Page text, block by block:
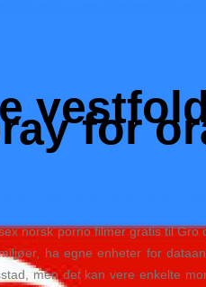
for
norsk porno filmer gratis til
ha egne enheter for
men det kan vere enkelte